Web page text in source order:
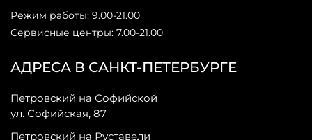
АДРЕСА В САНКТ-ПЕТЕРБУРГЕ
Петровский на Софийской
ул. Софийская, 87
Петровский на Руставели
Режим работы: 9.00-21.00
Сервисные центры: 7.00-21.00